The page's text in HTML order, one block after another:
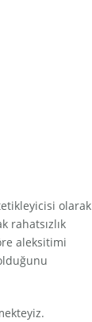
olarak
rahatsızlık
aleksitimi